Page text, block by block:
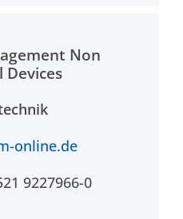
Non
Devices
online.de
9227966-0